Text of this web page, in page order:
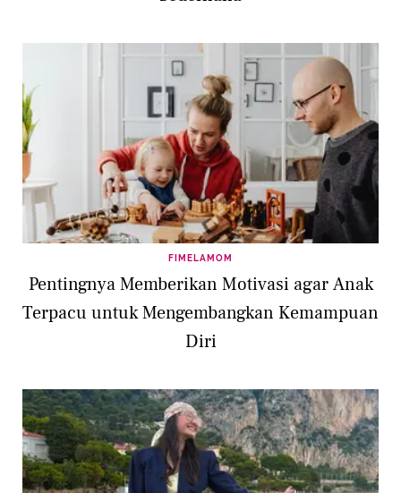
FIMELAMOM
Pentingnya Memberikan Motivasi agar Anak
Terpacu untuk Mengembangkan Kemampuan
Diri